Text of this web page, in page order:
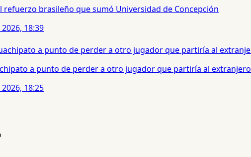
refuerzo brasileño que sumó Universidad de Concepción
18:39
a punto de perder a otro jugador que partiría al extranjero
18:25